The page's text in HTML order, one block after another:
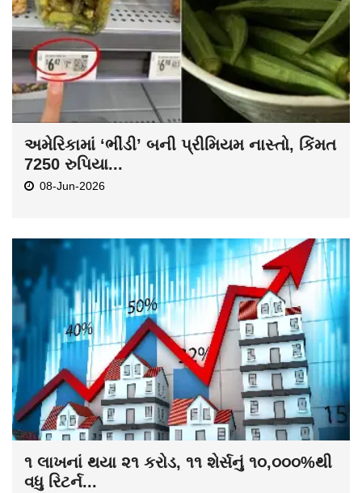
અમેરિકામાં ‘ભીંડી’ બની પ્રીમિયમ નાસ્તો, કિંમત
7250 રુપિયા...
08-Jun-2026
૧ લાખનાં થયા ૨૧ કરોડ, ૧૧ શેર્સનું ૧૦,૦૦૦%થી
વધુ રિટર્ન...